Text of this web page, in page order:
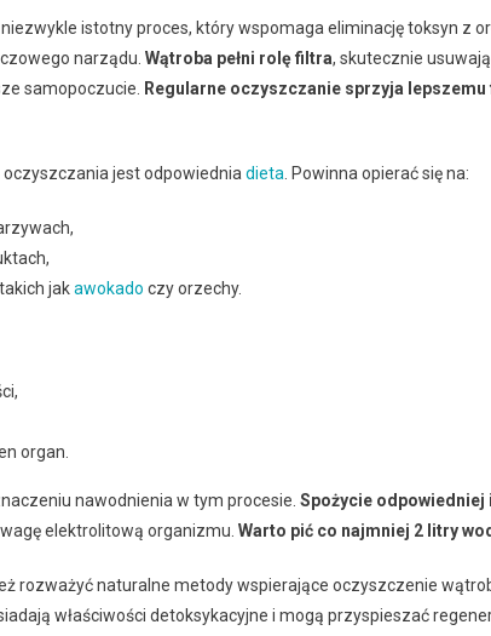
istotny proces, który wspomaga eliminację toksyn z
narządu. Wątroba pełni rolę filtra, skutecznie
samopoczucie.
Regularne oczyszczanie sprzyja
jest odpowiednia dieta . Powinna opierać się na:
jakawokado czy orzechy.
organ.
nawodnienia w tym procesie. Spożycie odpowiedniej
elektrolitową organizmu. Warto pić co najmniej 2 litry
rozważyć naturalne metody wspierające oczyszczenie
właściwości detoksykacyjne i mogą przyspieszać